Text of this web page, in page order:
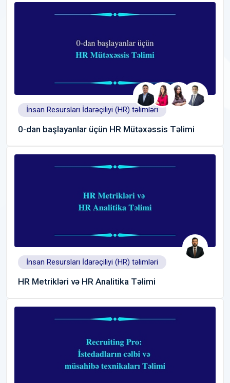
İnsan Resursları İdarəçiliyi (HR) təlimləri
0-dan başlayanlar üçün HR Mütəxəssis Təlimi
İnsan Resursları İdarəçiliyi (HR) təlimləri
HR Metrikləri və HR Analitika Təlimi